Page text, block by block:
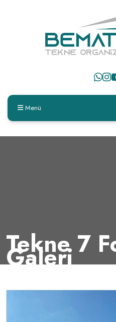
Menü
Tekne 7
Galeri